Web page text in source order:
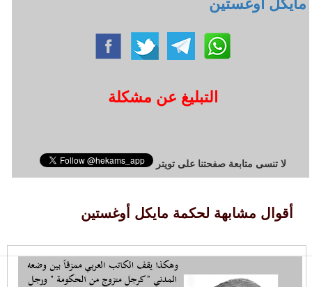
التبليغ عن مشكلة
لا تنسى متابعة صفحتنا على تويتر
أقوال مشابهة لحكمة مايكل أوغستين